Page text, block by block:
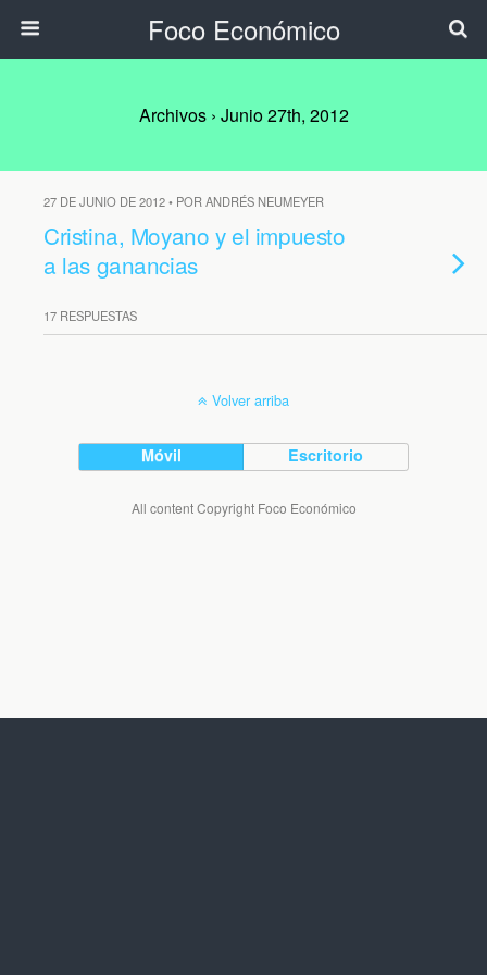
Foco Económico
Archivos › Junio 27th, 2012
27 DE JUNIO DE 2012 • POR ANDRÉS NEUMEYER
Cristina, Moyano y el impuesto
a las ganancias
17 RESPUESTAS
Volver arriba
Móvil Escritorio
All content Copyright Foco Económico